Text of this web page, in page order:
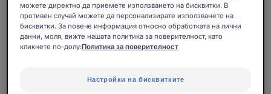
Технични, прецизни и лесни за употреба:
Пълнителите на интерденталните четки ELGYDIUM
CLINIC и техните 2 различни диаметъра на влакната
междузъбни пространства.
можете директно да приемете използването на бисквитки. В
противен случай можете да персонализирате използването на
бисквитки. За повече информация относно обработката на лични
данни, моля, вижте нашата политика за поверителност, като
кликнете по-долу:Политика за поверителност
Настройки на бисквитките